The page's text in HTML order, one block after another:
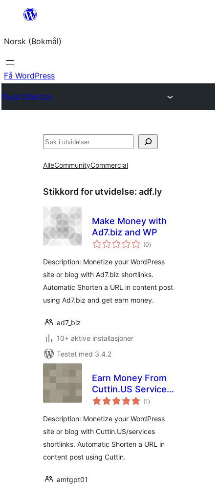
Hopp
innhold
Norsk (Bokmål)
Få WordPress
Plugin Directory
Søk
AlleCommunityCommercial
Stikkord for utvidelse: adf.ly
Make Money with
Ad7.biz and WP
(0totale
vurderinger
)
Description: Monetize your WordPress
site or blog with Ad7.biz shortlinks.
Automatic Shorten a URL in content post
using Ad7.biz and get earn money.
ad7_biz
10+ aktive installasjoner
Testet med 3.4.2
Earn Money From
Cuttin.US Services
WP Plugin
(1 totale
vurderinger
)
Description: Monetize your WordPress
site or blog with Cuttin.US/services
shortlinks. Automatic Shorten a URL in
content post using Cuttin.
amtgpt01